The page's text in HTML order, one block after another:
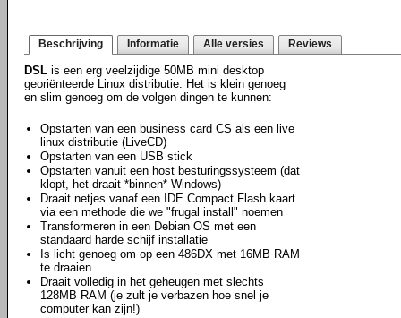
Beschrijving Informatie Alle versies Reviews
DSL is een erg veelzijdige 50MB mini desktop
georiënteerde Linux distributie. Het is klein genoeg
en slim genoeg om de volgen dingen te kunnen:
Opstarten van een business card CS als een live
linux distributie (LiveCD)
Opstarten van een USB stick
Opstarten vanuit een host besturingssysteem (dat
klopt, het draait *binnen* Windows)
Draait netjes vanaf een IDE Compact Flash kaart
via een methode die we "frugal install" noemen
Transformeren in een Debian OS met een
standaard harde schijf installatie
Is licht genoeg om op een 486DX met 16MB RAM
te draaien
Draait volledig in het geheugen met slechts
128MB RAM (je zult je verbazen hoe snel je
computer kan zijn!)